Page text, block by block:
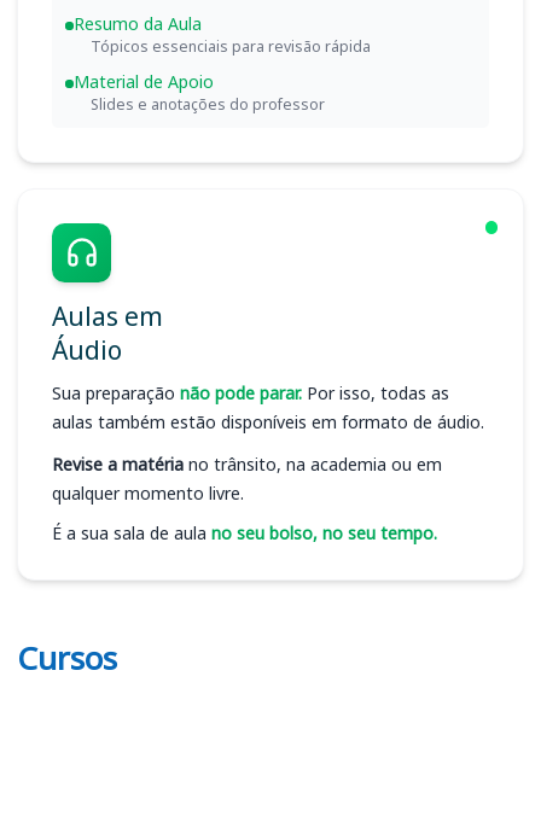
Resumo da Aula
Tópicos essenciais para revisão rápida
Material de Apoio
Slides e anotações do professor
Aulas em
Áudio
Sua preparação não pode parar. Por isso, todas as
aulas também estão disponíveis em formato de áudio.
Revise a matéria no trânsito, na academia ou em
qualquer momento livre.
É a sua sala de aula no seu bolso, no seu tempo.
Cursos